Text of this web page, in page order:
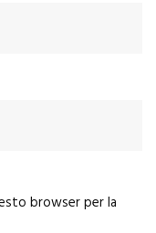
browser per la